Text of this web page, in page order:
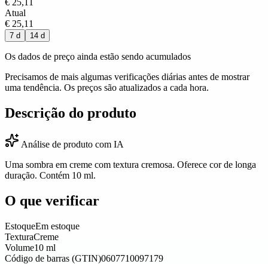
€ 25,11
Atual
€ 25,11
7 d 14 d
Os dados de preço ainda estão sendo acumulados
Precisamos de mais algumas verificações diárias antes de mostrar
uma tendência. Os preços são atualizados a cada hora.
Descrição do produto
Análise de produto com IA
Uma sombra em creme com textura cremosa. Oferece cor de longa
duração. Contém 10 ml.
O que verificar
EstoqueEm estoque
TexturaCreme
Volume10 ml
Código de barras (GTIN)0607710097179